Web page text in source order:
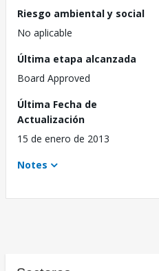
Riesgo ambiental y social
No aplicable
Última etapa alcanzada
Board Approved
Última Fecha de
Actualización
15 de enero de 2013
Notes